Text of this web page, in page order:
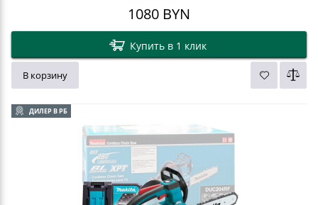
1080 BYN
Купить в 1 клик
В корзину
ДИЛЕР В РБ